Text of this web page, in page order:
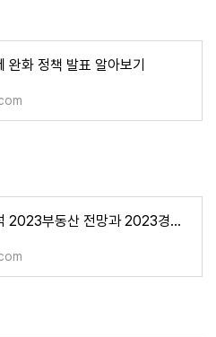
완화 정책 발표 알아보기
전문가의 분석 2023부동산 전망과 2023경기 전망